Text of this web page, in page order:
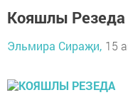
Кояшлы Резеда
Эльмира Сираҗи, 15